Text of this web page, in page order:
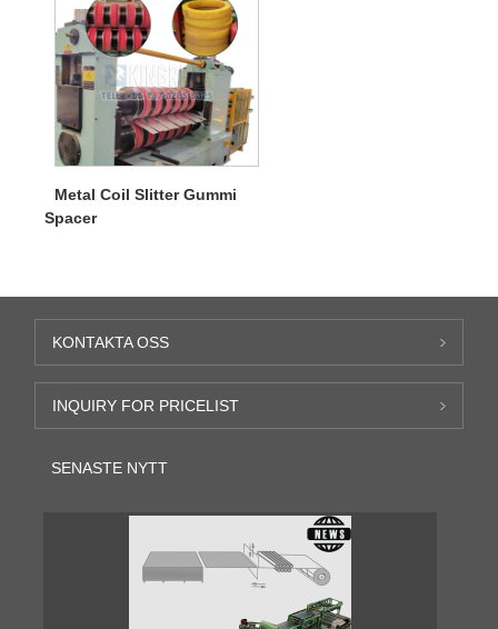
Metal Coil Slitter Gummi
Spacer
KONTAKTA OSS
INQUIRY FOR PRICELIST
SENASTE NYTT